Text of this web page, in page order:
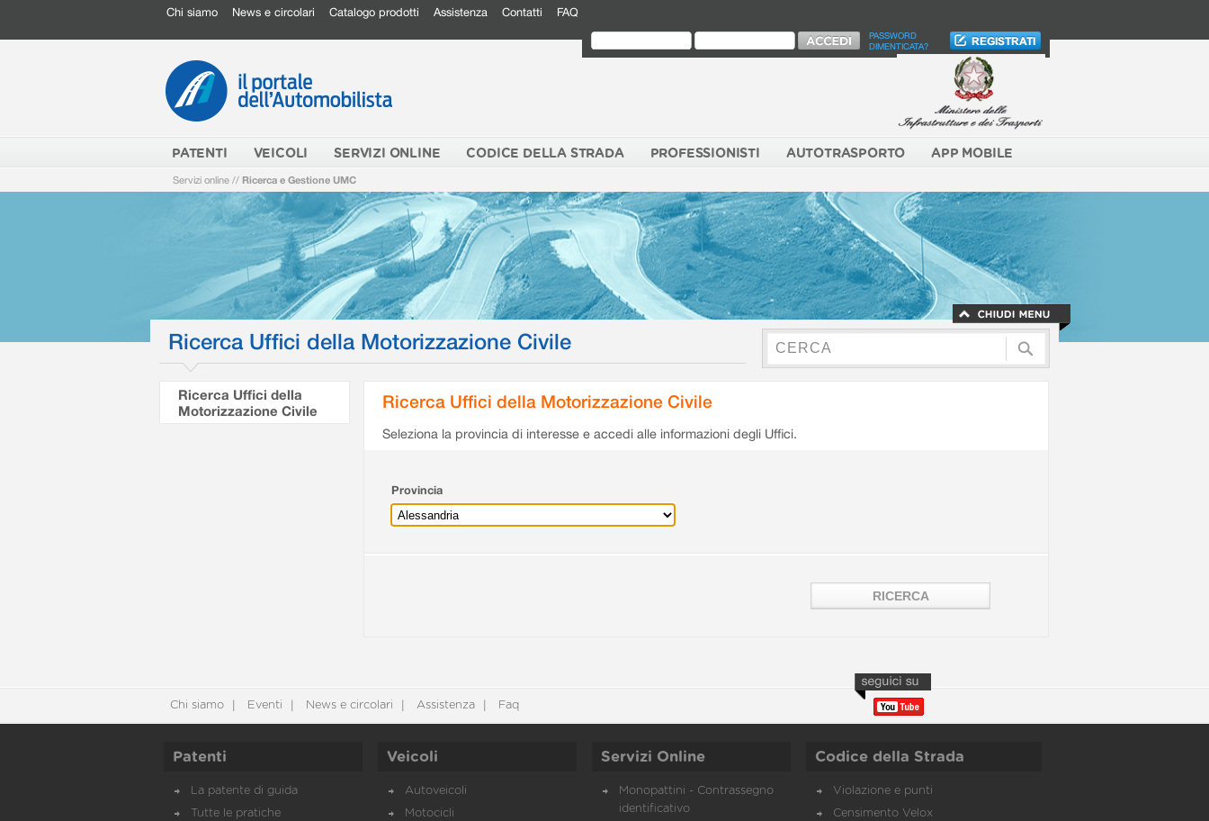
Chi siamo News e circolari Catalogo prodotti Assistenza Contatti FAQ
PASSWORD
DIMENTICATA?
PATENTI VEICOLI SERVIZI ONLINE CODICE DELLA STRADA PROFESSIONISTI AUTOTRASPORTO APP MOBILE
Servizi online // Ricerca e Gestione UMC
Ricerca Uffici della Motorizzazione Civile
Ricerca Uffici della
Motorizzazione Civile
Ricerca Uffici della Motorizzazione Civile
Seleziona la provincia di interesse e accedi alle informazioni degli Uffici.
Provincia
Chi siamo Eventi News e circolari Assistenza Faq
Patenti
La patente di guida
Tutte le pratiche
Veicoli
Autoveicoli
Motocicli
Servizi Online
Monopattini - Contrassegno
identificativo
Codice della Strada
Violazione e punti
Censimento Velox